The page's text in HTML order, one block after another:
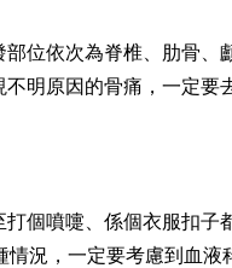
位依次為脊椎、肋骨
明原因的骨痛，一定要
個噴嚏、係個衣服扣
況，一定要考慮到血液